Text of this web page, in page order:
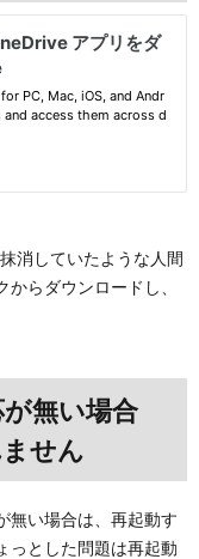
消していたような人間
らダウンロードし、
無い場合
せん
無い場合は、再起動す
っとした問題は再起動